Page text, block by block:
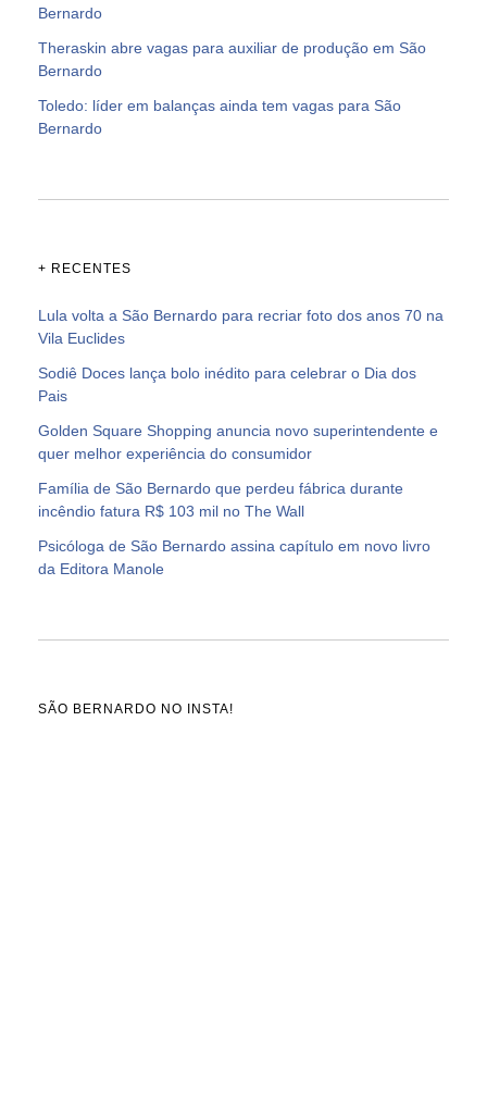
Bernardo
Theraskin abre vagas para auxiliar de produção em São
Bernardo
Toledo: líder em balanças ainda tem vagas para São
Bernardo
+ RECENTES
Lula volta a São Bernardo para recriar foto dos anos 70 na
Vila Euclides
Sodiê Doces lança bolo inédito para celebrar o Dia dos
Pais
Golden Square Shopping anuncia novo superintendente e
quer melhor experiência do consumidor
Família de São Bernardo que perdeu fábrica durante
incêndio fatura R$ 103 mil no The Wall
Psicóloga de São Bernardo assina capítulo em novo livro
da Editora Manole
SÃO BERNARDO NO INSTA!